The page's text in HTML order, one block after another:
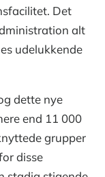
Det
alt
udelukkende
dette nye
end 11 000
grupper
disse